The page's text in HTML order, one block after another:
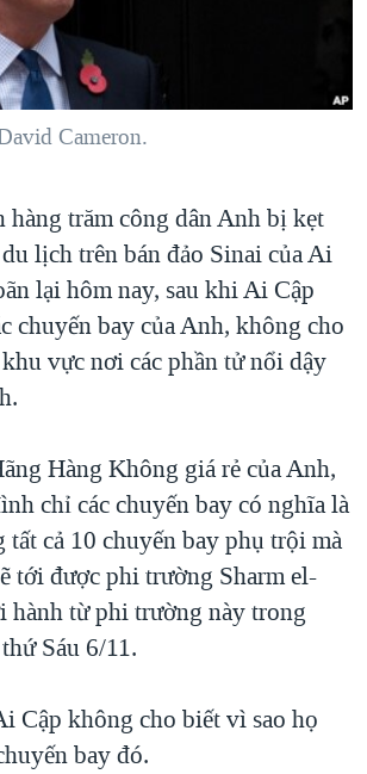
NGOẠI
CỬ 2024
TRANH TẠI DẢI GAZA
& CON ĐƯỜNG
- NGƯỜI HẠ 'BÊN THẮNG CUỘC'
– XƯA VÀ NAY
AFGHANISTAN
HÒA Ở VIỆT NAM
KIM TẠI VIỆT NAM
LÀN SÓNG TRỘM HẢI SÂM
LỘ: TIẾNG VỌNG TỪ NÔNG THÔN MỸ
Cameron.
hàng trăm công dân Anh bị kẹt
lịch trên bán đảo Sinai của Ai
lại hôm nay, sau khi Ai Cập
chuyến bay của Anh, không cho
vực nơi các phần tử nổi dậy
Hàng Không giá rẻ của Anh,
chỉ các chuyến bay có nghĩa là
cả 10 chuyến bay phụ trội mà
tới được phi trường Sharm el-
hành từ phi trường này trong
Sáu 6/11.
Cập không cho biết vì sao họ
bay đó.